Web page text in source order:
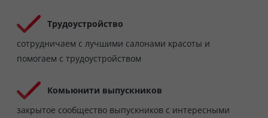
Трудоустройство
сотрудничаем с лучшими салонами красоты и
помогаем с трудоустройством
Комьюнити выпускников
закрытое сообщество выпускников с интересными